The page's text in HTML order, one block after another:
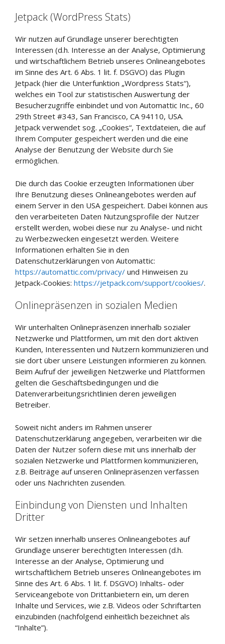
Jetpack (WordPress Stats)
Wir nutzen auf Grundlage unserer berechtigten
Interessen (d.h. Interesse an der Analyse, Optimierung
und wirtschaftlichem Betrieb unseres Onlineangebotes
im Sinne des Art. 6 Abs. 1 lit. f. DSGVO) das Plugin
Jetpack (hier die Unterfunktion „Wordpress Stats“),
welches ein Tool zur statistischen Auswertung der
Besucherzugriffe einbindet und von Automattic Inc., 60
29th Street #343, San Francisco, CA 94110, USA.
Jetpack verwendet sog. „Cookies“, Textdateien, die auf
Ihrem Computer gespeichert werden und die eine
Analyse der Benutzung der Website durch Sie
ermöglichen.
Die durch das Cookie erzeugten Informationen über
Ihre Benutzung dieses Onlineangebotes werden auf
einem Server in den USA gespeichert. Dabei können aus
den verarbeiteten Daten Nutzungsprofile der Nutzer
erstellt werden, wobei diese nur zu Analyse- und nicht
zu Werbezwecken eingesetzt werden. Weitere
Informationen erhalten Sie in den
Datenschutzerklärungen von Automattic:
https://automattic.com/privacy/ und Hinweisen zu
Jetpack-Cookies: https://jetpack.com/support/cookies/.
Onlinepräsenzen in sozialen Medien
Wir unterhalten Onlinepräsenzen innerhalb sozialer
Netzwerke und Plattformen, um mit den dort aktiven
Kunden, Interessenten und Nutzern kommunizieren und
sie dort über unsere Leistungen informieren zu können.
Beim Aufruf der jeweiligen Netzwerke und Plattformen
gelten die Geschäftsbedingungen und die
Datenverarbeitungsrichtlinien deren jeweiligen
Betreiber.
Soweit nicht anders im Rahmen unserer
Datenschutzerklärung angegeben, verarbeiten wir die
Daten der Nutzer sofern diese mit uns innerhalb der
sozialen Netzwerke und Plattformen kommunizieren,
z.B. Beiträge auf unseren Onlinepräsenzen verfassen
oder uns Nachrichten zusenden.
Einbindung von Diensten und Inhalten
Dritter
Wir setzen innerhalb unseres Onlineangebotes auf
Grundlage unserer berechtigten Interessen (d.h.
Interesse an der Analyse, Optimierung und
wirtschaftlichem Betrieb unseres Onlineangebotes im
Sinne des Art. 6 Abs. 1 lit. f. DSGVO) Inhalts- oder
Serviceangebote von Drittanbietern ein, um deren
Inhalte und Services, wie z.B. Videos oder Schriftarten
einzubinden (nachfolgend einheitlich bezeichnet als
“Inhalte”).